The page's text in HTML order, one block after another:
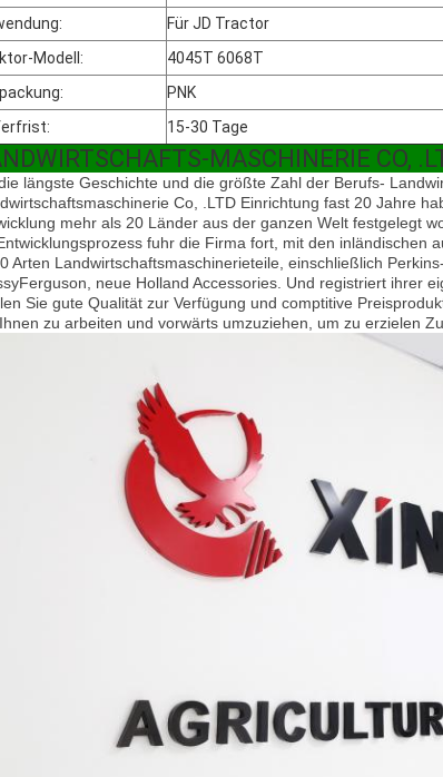
Für JD Tractor
Modell:
4045T 6068T
PNK
15-30 Tage
MASCHINERIE CO,
längste Geschichte und die größte Zahl der Berufs-
Co, .LTD Einrichtung fast 20 Jahre
mehr als 20 Länder aus der ganzen Welt festgelegt
fuhr die Firma fort, mit den inländischen
Arten Landwirtschaftsmaschinerieteile, einschließlich
neue Holland Accessories. Und registriert ihrer
Sie gute Qualität zur Verfügung und comptitive
zu arbeiten und vorwärts umzuziehen, um zu erzielen